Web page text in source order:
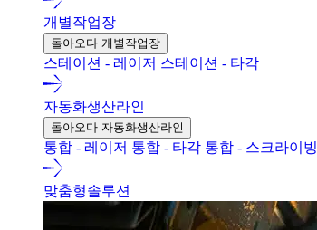
개별작업장
돌아오다 개별작업장
스테이션 - 레이저 스테이션 - 타각
자동화생산라인
돌아오다 자동화생산라인
통합 - 레이저 통합 - 타각 통합 - 스크라이빙
맞춤형솔루션